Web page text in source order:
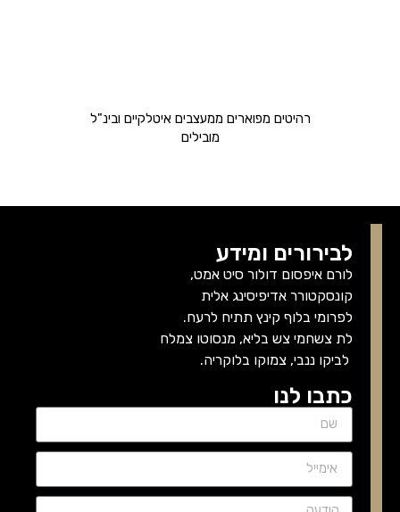
רהיטים מפוארים ממעצבים איטלקיים ובינ"ל
מובילים
לבירורים ומידע
לורם איפסום דולור סיט אמט,
קונסקטורר אדיפיסינג אלית
לפרומי בלוף קינץ תתיח לרעח.
לת צשחמי צש בליא, מנסוטו צמלח
לביקו ננבי, צמוקו בלוקריה.
כתבו לנו